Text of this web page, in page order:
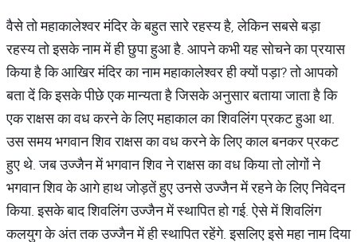
वैसे तो महाकालेश्वर मंदिर के बहुत सारे रहस्य है, लेकिन सबसे बड़ा
रहस्य तो इसके नाम में ही छुपा हुआ है. आपने कभी यह सोचने का प्रयास
किया है कि आखिर मंदिर का नाम महाकालेश्वर ही क्यों पड़ा? तो आपको
बता दें कि इसके पीछे एक मान्यता है जिसके अनुसार बताया जाता है कि
एक राक्षस का वध करने के लिए महाकाल का शिवलिंग प्रकट हुआ था.
उस समय भगवान शिव राक्षस का वध करने के लिए काल बनकर प्रकट
हुए थे. जब उज्जैन में भगवान शिव ने राक्षस का वध किया तो लोगों ने
भगवान शिव के आगे हाथ जोड़तें हुए उनसे उज्जैन में रहने के लिए निवेदन
किया. इसके बाद शिवलिंग उज्जैन में स्थापित हो गई. ऐसे में शिवलिंग
कलयुग के अंत तक उज्जैन में ही स्थापित रहेंगे. इसलिए इसे महा नाम दिया